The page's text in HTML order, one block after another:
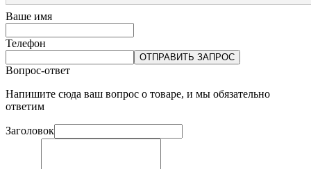
Ваше имя
Телефон
ОТПРАВИТЬ ЗАПРОС
Вопрос-ответ
Напишите сюда ваш вопрос о товаре, и мы обязательно
ответим
Заголовок